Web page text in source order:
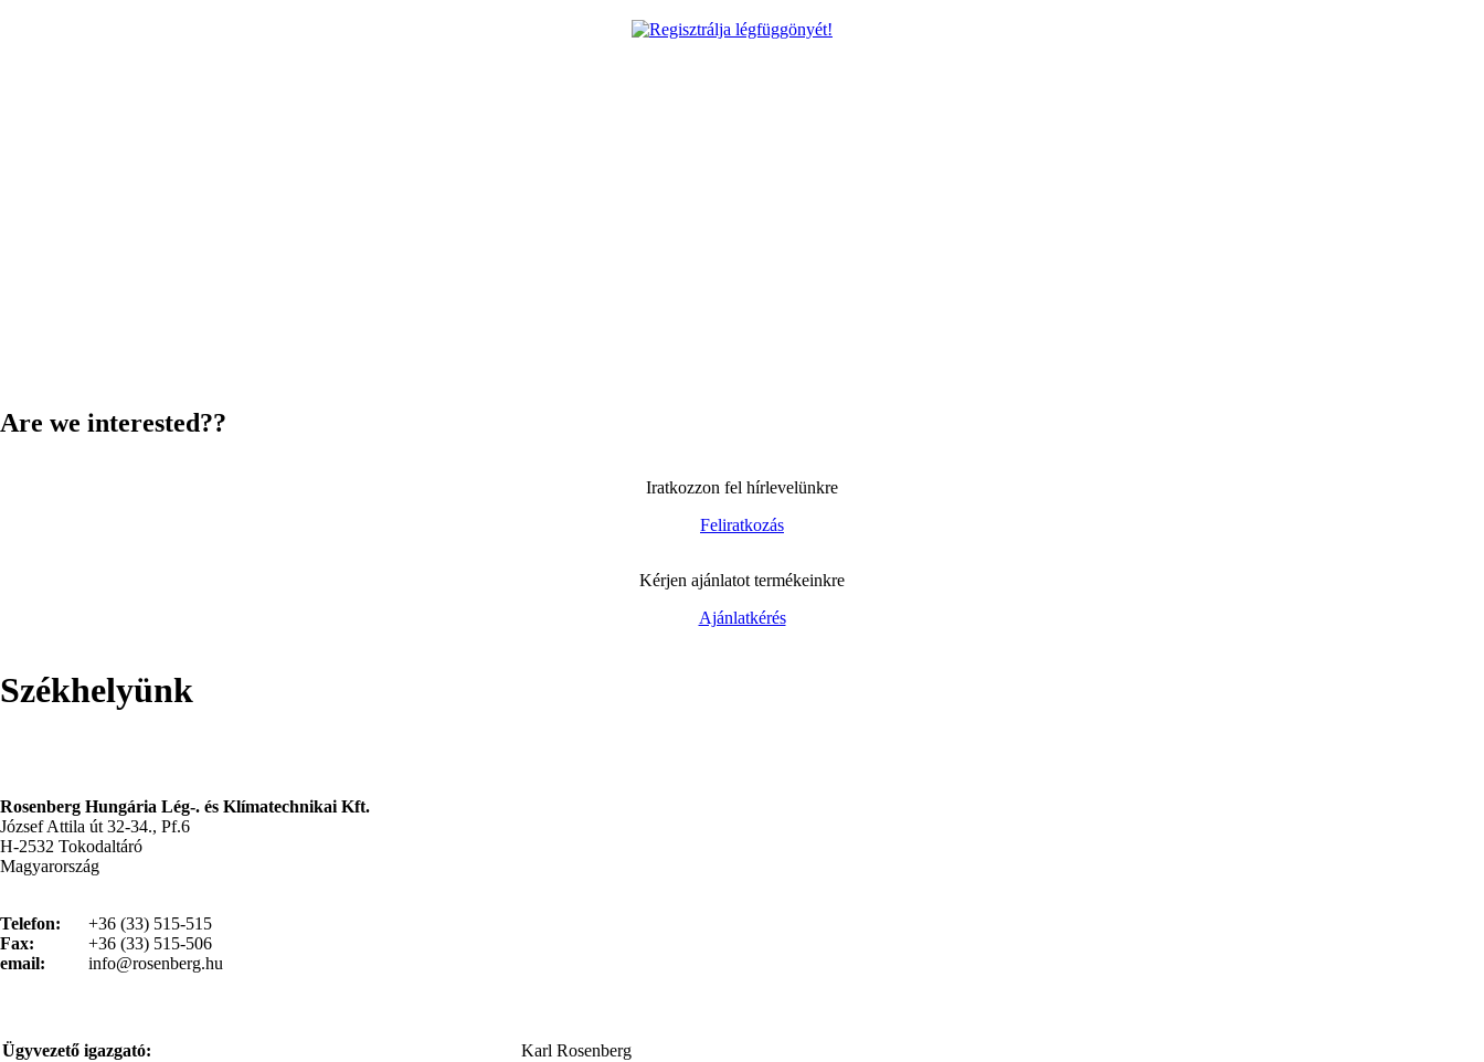
Are we interested??
Iratkozzon fel hírlevelünkre
Feliratkozás
Kérjen ajánlatot termékeinkre
Ajánlatkérés
Székhelyünk
Rosenberg Hungária Lég-. és Klímatechnikai Kft.
József Attila út 32-34., Pf.6
H-2532 Tokodaltáró
Magyarország
Telefon:
+36 (33) 515-515
Fax:
+36 (33) 515-506
email:
info@rosenberg.hu
Ügyvezető igazgató: Karl Rosenberg